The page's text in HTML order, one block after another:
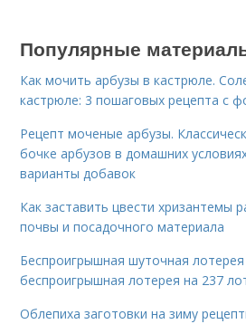
Популярные
Как мочить арбузы в кастрюле.
кастрюле: 3 пошаговых рецепта с
Рецепт моченые арбузы.
бочке арбузов в домашних
варианты добавок
Как заставить цвести хризантемы
почвы и посадочного материала
Беспроигрышная шуточная
беспроигрышная лотерея на 237
Облепиха заготовки на зиму